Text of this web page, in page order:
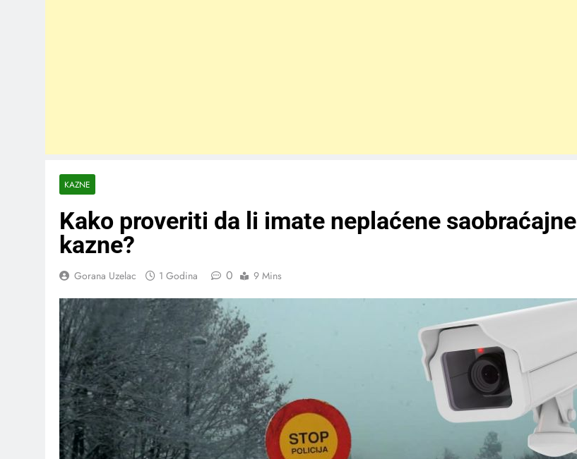
KAZNE
Kako proveriti da li imate neplaćene saobraćajne
kazne?
Gorana Uzelac 1 Godina 0 9 Mins